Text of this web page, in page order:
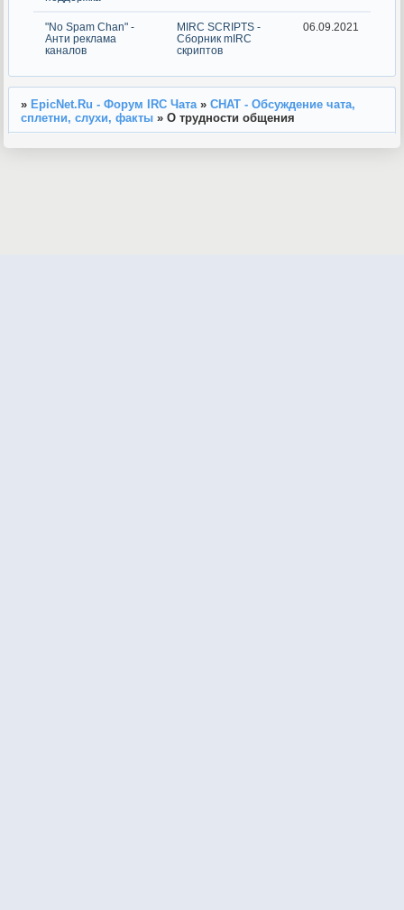
"No Spam Chan" -
Анти реклама
каналов
MIRC SCRIPTS -
Сборник mIRC
скриптов
06.09.2021
» EpicNet.Ru - Форум IRC Чата » CHAT - Обсуждение чата,
сплетни, слухи, факты » О трудности общения